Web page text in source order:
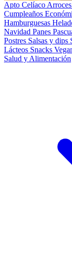
Apto Celíaco
Cumpleaños
Hamburguesas
Navidad Panes
Postres Salsas y dips
Lácteos Snacks
Salud y Alimentación